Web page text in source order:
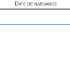
Date de naissance